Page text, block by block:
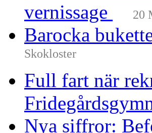
vernissage
20
Barocka
Skokloster
Full fart när
Nya siffror: